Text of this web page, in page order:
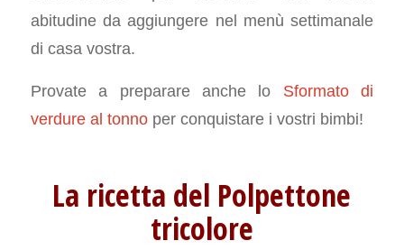
abitudine da aggiungere nel menù settimanale
di casa vostra.
Provate a preparare anche lo Sformato di
verdure al tonnoper conquistare i vostri bimbi!
La ricetta del Polpettone
tricolore